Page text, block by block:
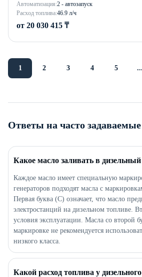
Автоматизация:2 - автозапуск
Расход топлива:46.9 л/ч
от 20 030 415 ₸
1 2 3 4 5 ...
Ответы на часто
Какое масло заливать в дизельный
Каждое масло имеет специальную
генераторов подходят масла с
Первая буква (C) означает, что масло
электростанций на дизельном топливе.
условия эксплуатации. Масла со второй
маркировке не рекомендуется
низкого класса.
Какой расход топлива у